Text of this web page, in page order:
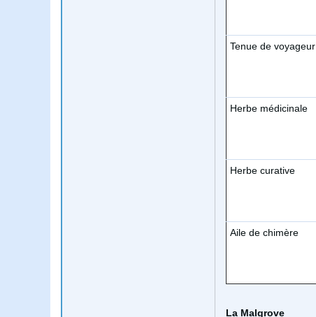
Tenue de voyageur
Herbe médicinale
Herbe curative
Aile de chimère
La Malgrove